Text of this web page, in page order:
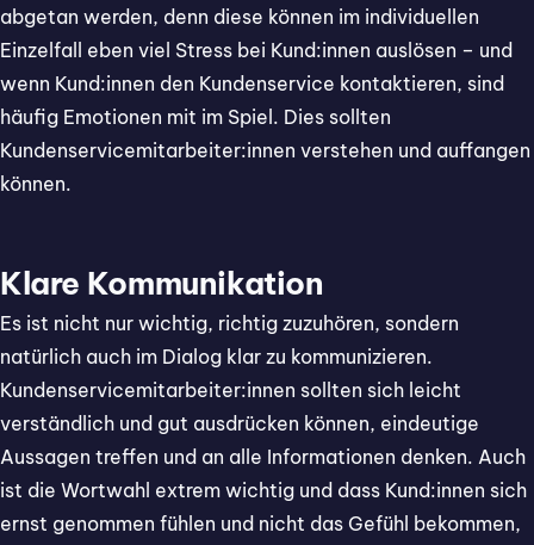
abgetan werden, denn diese können im individuellen
Einzelfall eben viel Stress bei Kund:innen auslösen – und
wenn Kund:innen den Kundenservice kontaktieren, sind
häufig Emotionen mit im Spiel. Dies sollten
Kundenservicemitarbeiter:innen verstehen und auffangen
können.
Klare Kommunikation
Es ist nicht nur wichtig, richtig zuzuhören, sondern
natürlich auch im Dialog klar zu kommunizieren.
Kundenservicemitarbeiter:innen sollten sich leicht
verständlich und gut ausdrücken können, eindeutige
Aussagen treffen und an alle Informationen denken. Auch
ist die Wortwahl extrem wichtig und dass Kund:innen sich
ernst genommen fühlen und nicht das Gefühl bekommen,